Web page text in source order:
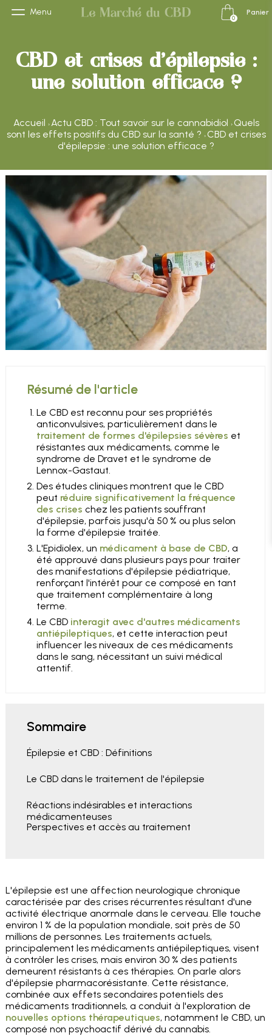
Menu
0
Panier
CBD et crises d'épilepsie :
une solution efficace ?
Accueil ›Actu CBD : Tout savoir sur le cannabidiol ›Quels
sont les effets positifs du CBD sur la santé ? ›CBD et crises
d'épilepsie : une solution efficace ?
Résumé de l'article
Le CBD est reconnu pour ses propriétés
anticonvulsives, particulièrement dans le
traitement de formes d'épilepsies sévères et
résistantes aux médicaments, comme le
syndrome de Dravet et le syndrome de
Lennox-Gastaut.
Des études cliniques montrent que le CBD
peut réduire significativement la fréquence
des crises chez les patients souffrant
d'épilepsie, parfois jusqu'à 50 % ou plus selon
la forme d'épilepsie traitée.
L'Epidiolex, un médicament à base de CBD, a
été approuvé dans plusieurs pays pour traiter
des manifestations d'épilepsie pédiatrique,
renforçant l'intérêt pour ce composé en tant
que traitement complémentaire à long
terme.
Le CBD interagit avec d'autres médicaments
antiépileptiques, et cette interaction peut
influencer les niveaux de ces médicaments
dans le sang, nécessitant un suivi médical
attentif.
Sommaire
Épilepsie et CBD : Définitions
Le CBD dans le traitement de l'épilepsie
Réactions indésirables et interactions
médicamenteuses
Perspectives et accès au traitement
L'épilepsie est une affection neurologique chronique
caractérisée par des crises récurrentes résultant d'une
activité électrique anormale dans le cerveau. Elle touche
environ 1 % de la population mondiale, soit près de 50
millions de personnes. Les traitements actuels,
principalement les médicaments antiépileptiques, visent
à contrôler les crises, mais environ 30 % des patients
demeurent résistants à ces thérapies. On parle alors
d'épilepsie pharmacorésistante. Cette résistance,
combinée aux effets secondaires potentiels des
médicaments traditionnels, a conduit à l'exploration de
nouvelles options thérapeutiques, notamment le CBD, un
composé non psychoactif dérivé du cannabis.